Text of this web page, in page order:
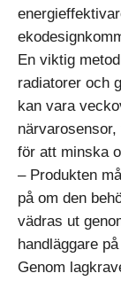
En viktig
radiatorer och
kan vara
för att minska
– Produkten
på om den
vädras ut
handläggare
Genom